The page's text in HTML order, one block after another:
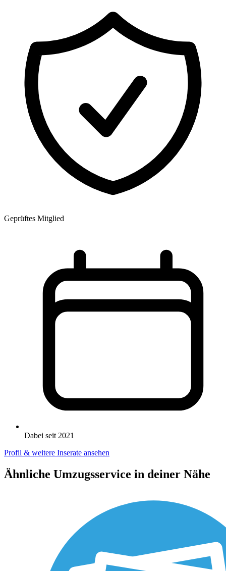
Geprüftes Mitglied
Dabei seit 2021
Profil & weitere Inserate ansehen
Ähnliche Umzugsservice in deiner Nähe